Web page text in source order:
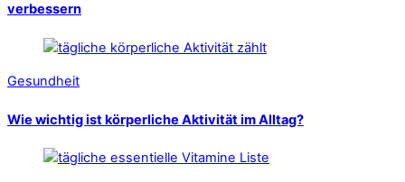
verbessern
Gesundheit
Wie wichtig ist körperliche Aktivität im Alltag?